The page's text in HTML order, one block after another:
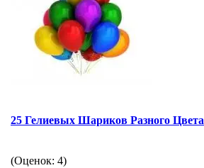
25 Гелиевых Шариков Разного Цвета
(Оценок: 4)